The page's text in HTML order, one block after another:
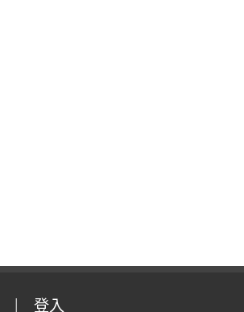
登入